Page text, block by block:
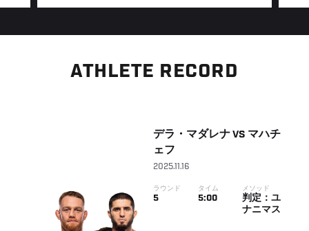
ATHLETE RECORD
デラ・マダレナ VS マハチ
ェフ
2025.11.16
ラウンド
5
タイム
5:00
メソッド
判定：ユ
ナニマス